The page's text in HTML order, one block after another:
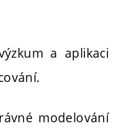
a aplikaci
modelování